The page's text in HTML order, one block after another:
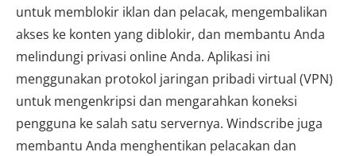
untuk memblokir iklan dan pelacak, mengembalikan
akses ke konten yang diblokir, dan membantu Anda
melindungi privasi online Anda. Aplikasi ini
menggunakan protokol jaringan pribadi virtual (VPN)
untuk mengenkripsi dan mengarahkan koneksi
pengguna ke salah satu servernya. Windscribe juga
membantu Anda menghentikan pelacakan dan